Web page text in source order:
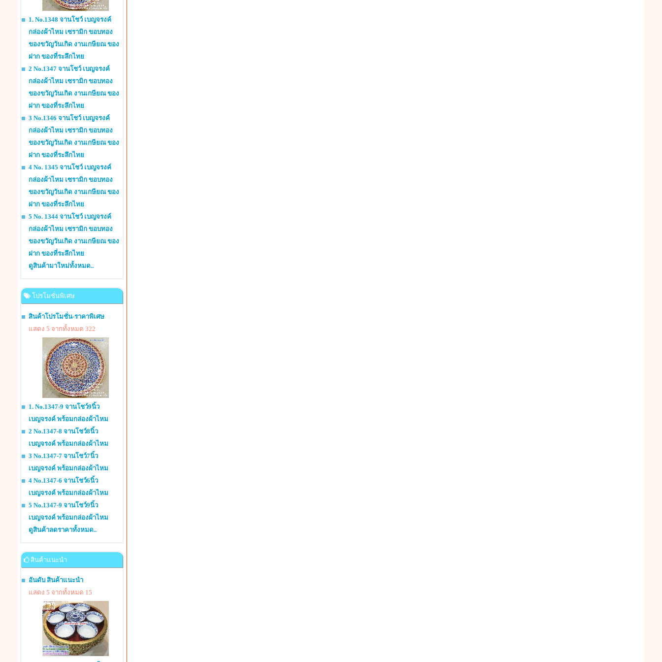
1. No.1348 จานโชว์ เบญจรงค์
กล่องผ้าไหม เซรามิก ขอบทอง
ของขวัญวันเกิด งานเกษียณ ของ
ฝาก ของที่ระลึกไทย
2 No.1347 จานโชว์ เบญจรงค์
กล่องผ้าไหม เซรามิก ขอบทอง
ของขวัญวันเกิด งานเกษียณ ของ
ฝาก ของที่ระลึกไทย
3 No.1346 จานโชว์ เบญจรงค์
กล่องผ้าไหม เซรามิก ขอบทอง
ของขวัญวันเกิด งานเกษียณ ของ
ฝาก ของที่ระลึกไทย
4 No. 1345 จานโชว์ เบญจรงค์
กล่องผ้าไหม เซรามิก ขอบทอง
ของขวัญวันเกิด งานเกษียณ ของ
ฝาก ของที่ระลึกไทย
5 No. 1344 จานโชว์ เบญจรงค์
กล่องผ้าไหม เซรามิก ขอบทอง
ของขวัญวันเกิด งานเกษียณ ของ
ฝาก ของที่ระลึกไทย
ดูสินค้ามาใหม่ทั้งหมด..
โปรโมชั่นพิเศษ
สินค้าโปรโมชั่น-ราคาพิเศษ
แสดง 5 จากทั้งหมด 322
1. No.1347-9 จานโชว์9นิ้ว
เบญจรงค์ พร้อมกล่องผ้าไหม
2 No.1347-8 จานโชว์8นิ้ว
เบญจรงค์ พร้อมกล่องผ้าไหม
3 No.1347-7 จานโชว์7นิ้ว
เบญจรงค์ พร้อมกล่องผ้าไหม
4 No.1347-6 จานโชว์6นิ้ว
เบญจรงค์ พร้อมกล่องผ้าไหม
5 No.1347-9 จานโชว์9นิ้ว
เบญจรงค์ พร้อมกล่องผ้าไหม
ดูสินค้าลดราคาทั้งหมด..
สินค้าแนะนำ
อันดับ สินค้าแนะนำ
แสดง 5 จากทั้งหมด 15